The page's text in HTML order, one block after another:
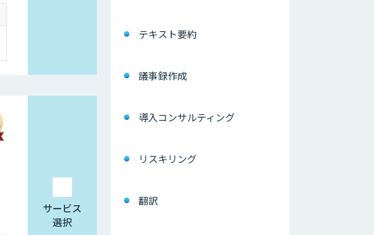
サービス
選択
テキスト要約
議事録作成
導入コンサルティング
リスキリング
翻訳